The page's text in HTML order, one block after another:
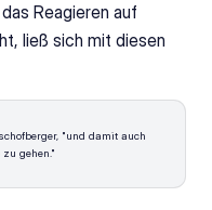
Reagieren auf
ließ sich mit diesen
"und damit auch
gehen."